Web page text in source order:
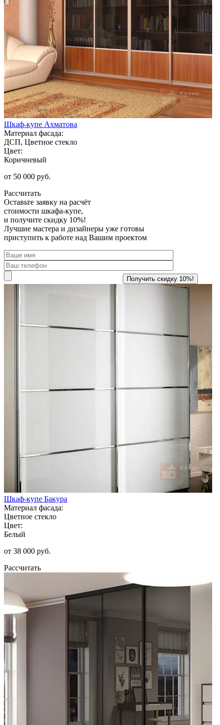
Шкаф-купе Ахматова
Материал фасада:
ДСП, Цветное стекло
Цвет:
Коричневый
от 50 000 руб.
Рассчитать
Оставьте заявку на расчёт
стоимости шкафа-купе,
и получите скидку 10%!
Лучшие мастера и дизайнеры уже готовы
приступить к работе над Вашим проектом
Шкаф-купе Бакура
Материал фасада:
Цветное стекло
Цвет:
Белый
от 38 000 руб.
Рассчитать